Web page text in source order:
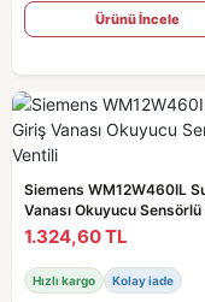
Ürünü İncele
Siemens WM12W460IL
Vanası Okuyucu Sensörlü
Ventili
1.324,60 TL
Hızlı kargo Kolay iade